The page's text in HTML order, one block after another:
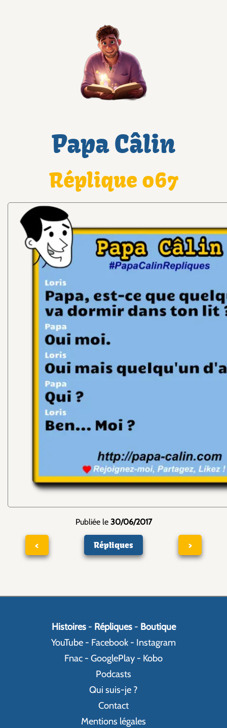
Papa Câlin
Réplique 067
Publiée le 30/06/2017
< Répliques >
Histoires- Répliques- Boutique
YouTube - Facebook - Instagram
Fnac - GooglePlay - Kobo
Podcasts
Qui suis-je ?
Contact
Mentions légales